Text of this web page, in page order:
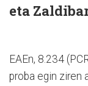
eta
EAEn, 8.234
proba egin ziren